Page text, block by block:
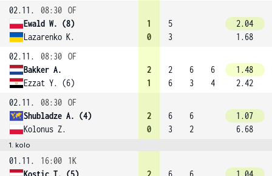
02.11.
08:30 OF
Ewald W. (8)
Lazarenko K.
1
0
5
3
2.04
1.68
02.11.
08:30 OF
Bakker A.
Ezzat Y. (6)
2
1
2
6
6
3
6
4
1.48
2.42
02.11.
08:30 OF
Shubladze A. (4)
Kolonus Z.
2
0
6
3
6
2
1.07
6.68
1. kolo
01.11. 16:00
1K
Kostic T. (5)
2
6
6
1.04